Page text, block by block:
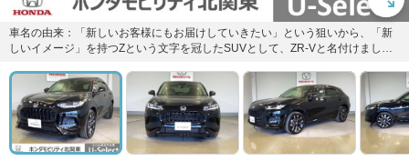
車名の由来：「新しいお客様にもお届けしていきたい」という狙いから、「新
しいイメージ」を持つZという文字を冠したSUVとして、ZR-Vと名付けまし